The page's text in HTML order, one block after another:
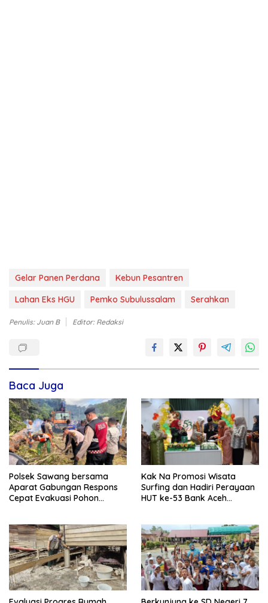
Gelar Panen Perdana
Kebun Pesantren
Lahan Eks HGU
Pemko Subulussalam Serahkan
Penulis: Juan B Editor: Redaksi
Baca Juga
Polsek Sawang bersama
Aparat Gabungan Respons
Cepat Evakuasi Pohon
Kak Na Promosi Wisata
Surfing dan Hadiri Perayaan
HUT ke-53 Bank Aceh